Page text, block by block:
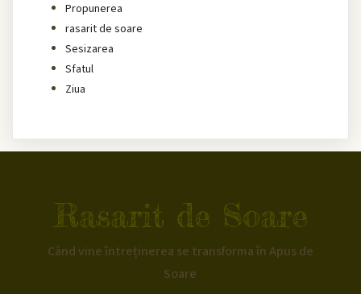
Propunerea
rasarit de soare
Sesizarea
Sfatul
Ziua
Rasarit de Soare
Când vine întreținerea se transforma în Apus de
Soare